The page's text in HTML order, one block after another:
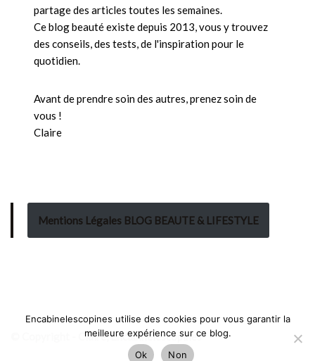
partage des articles toutes les semaines.
Ce blog beauté existe depuis 2013, vous y trouvez
des conseils, des tests, de l'inspiration pour le
quotidien.
Avant de prendre soin des autres, prenez soin de
vous !
Claire
Mentions Légales BLOG BEAUTE & LIFESTYLE
© Copyright - Claire, Encabinelescopines
Encabinelescopines utilise des cookies pour vous garantir la
meilleure expérience sur ce blog.
Ok
Non